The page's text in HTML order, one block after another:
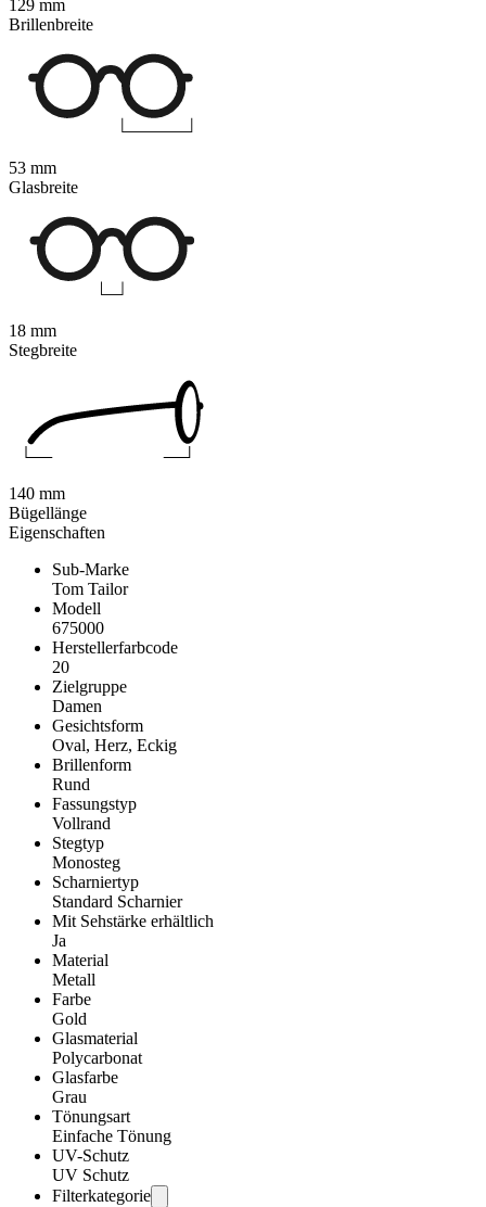
Eigenschaften
Sub-Marke
Tom Tailor
Modell
675000
Herstellerfarbcode
20
Zielgruppe
Damen
Gesichtsform
Oval, Herz, Eckig
Brillenform
Rund
Fassungstyp
Vollrand
Stegtyp
Monosteg
Scharniertyp
Standard Scharnier
Mit Sehstärke erhältlich
Ja
Material
Metall
Farbe
Gold
Glasmaterial
Polycarbonat
Glasfarbe
Grau
Tönungsart
Einfache Tönung
UV-Schutz
UV Schutz
Filterkategorie
129 mm
Brillenbreite
53 mm
Glasbreite
18 mm
Stegbreite
140 mm
Bügellänge